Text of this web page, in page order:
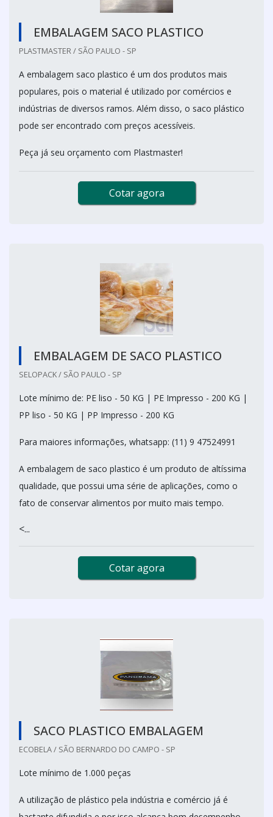
EMBALAGEM SACO PLASTICO
PLASTMASTER / SÃO PAULO - SP
A embalagem saco plastico é um dos produtos mais
populares, pois o material é utilizado por comércios e
indústrias de diversos ramos. Além disso, o saco plástico
pode ser encontrado com preços acessíveis.
Peça já seu orçamento com Plastmaster!
Cotar agora
EMBALAGEM DE SACO PLASTICO
SELOPACK / SÃO PAULO - SP
Lote mínimo de: PE liso - 50 KG | PE Impresso - 200 KG |
PP liso - 50 KG | PP Impresso - 200 KG
Para maiores informações, whatsapp: (11) 9 47524991
A embalagem de saco plastico é um produto de altíssima
qualidade, que possui uma série de aplicações, como o
fato de conservar alimentos por muito mais tempo.
<...
Cotar agora
SACO PLASTICO EMBALAGEM
ECOBELA / SÃO BERNARDO DO CAMPO - SP
Lote mínimo de 1.000 peças
A utilização de plástico pela indústria e comércio já é